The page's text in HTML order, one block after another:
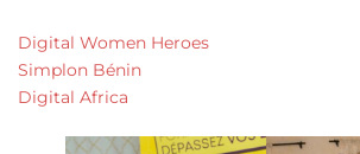
Digital Women Heroes
Simplon Bénin
Digital Africa